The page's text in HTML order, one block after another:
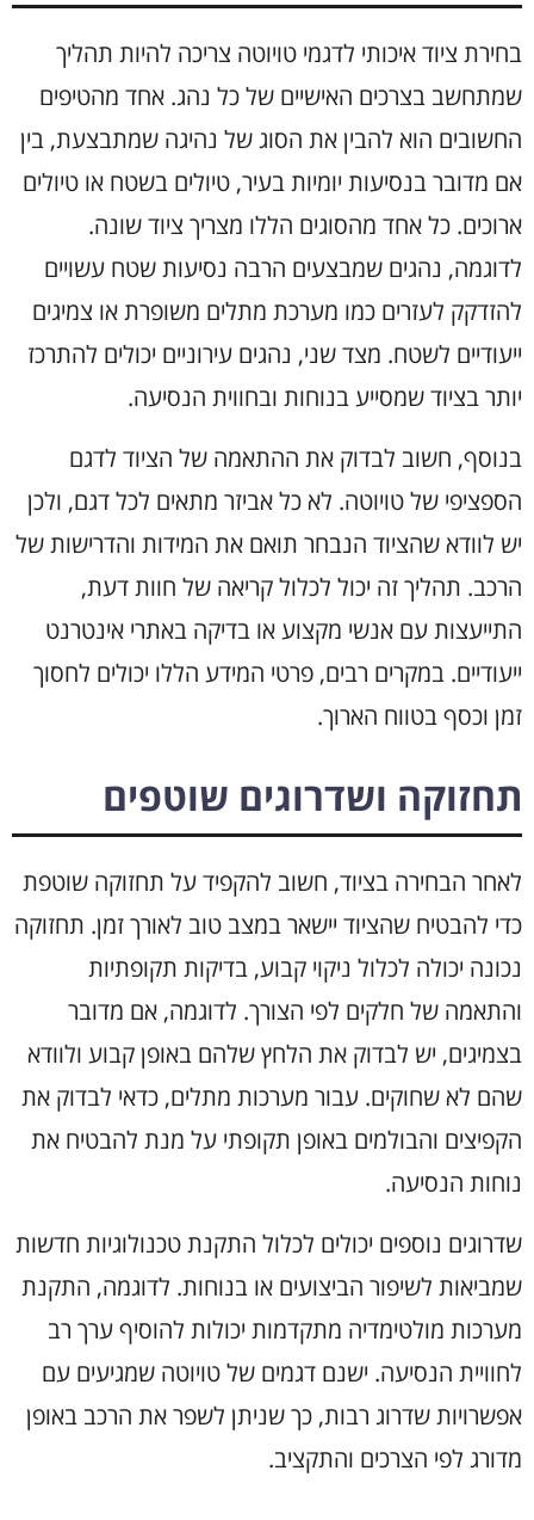
בחירת ציוד איכותי לדגמי טויוטה צריכה להיות תהליך
שמתחשב בצרכים האישיים של כל נהג. אחד מהטיפים
החשובים הוא להבין את הסוג של נהיגה שמתבצעת, בין
אם מדובר בנסיעות יומיות בעיר, טיולים בשטח או טיולים
ארוכים. כל אחד מהסוגים הללו מצריך ציוד שונה.
לדוגמה, נהגים שמבצעים הרבה נסיעות שטח עשויים
להזדקק לעזרים כמו מערכת מתלים משופרת או צמיגים
ייעודיים לשטח. מצד שני, נהגים עירוניים יכולים להתרכז
יותר בציוד שמסייע בנוחות ובחווית הנסיעה.
בנוסף, חשוב לבדוק את ההתאמה של הציוד לדגם
הספציפי של טויוטה. לא כל אביזר מתאים לכל דגם, ולכן
יש לוודא שהציוד הנבחר תואם את המידות והדרישות של
הרכב. תהליך זה יכול לכלול קריאה של חוות דעת,
התייעצות עם אנשי מקצוע או בדיקה באתרי אינטרנט
ייעודיים. במקרים רבים, פרטי המידע הללו יכולים לחסוך
זמן וכסף בטווח הארוך.
תחזוקה ושדרוגים שוטפים
לאחר הבחירה בציוד, חשוב להקפיד על תחזוקה שוטפת
כדי להבטיח שהציוד יישאר במצב טוב לאורך זמן. תחזוקה
נכונה יכולה לכלול ניקוי קבוע, בדיקות תקופתיות
והתאמה של חלקים לפי הצורך. לדוגמה, אם מדובר
בצמיגים, יש לבדוק את הלחץ שלהם באופן קבוע ולוודא
שהם לא שחוקים. עבור מערכות מתלים, כדאי לבדוק את
הקפיצים והבולמים באופן תקופתי על מנת להבטיח את
נוחות הנסיעה.
שדרוגים נוספים יכולים לכלול התקנת טכנולוגיות חדשות
שמביאות לשיפור הביצועים או בנוחות. לדוגמה, התקנת
מערכות מולטימדיה מתקדמות יכולות להוסיף ערך רב
לחוויית הנסיעה. ישנם דגמים של טויוטה שמגיעים עם
אפשרויות שדרוג רבות, כך שניתן לשפר את הרכב באופן
מדורג לפי הצרכים והתקציב.